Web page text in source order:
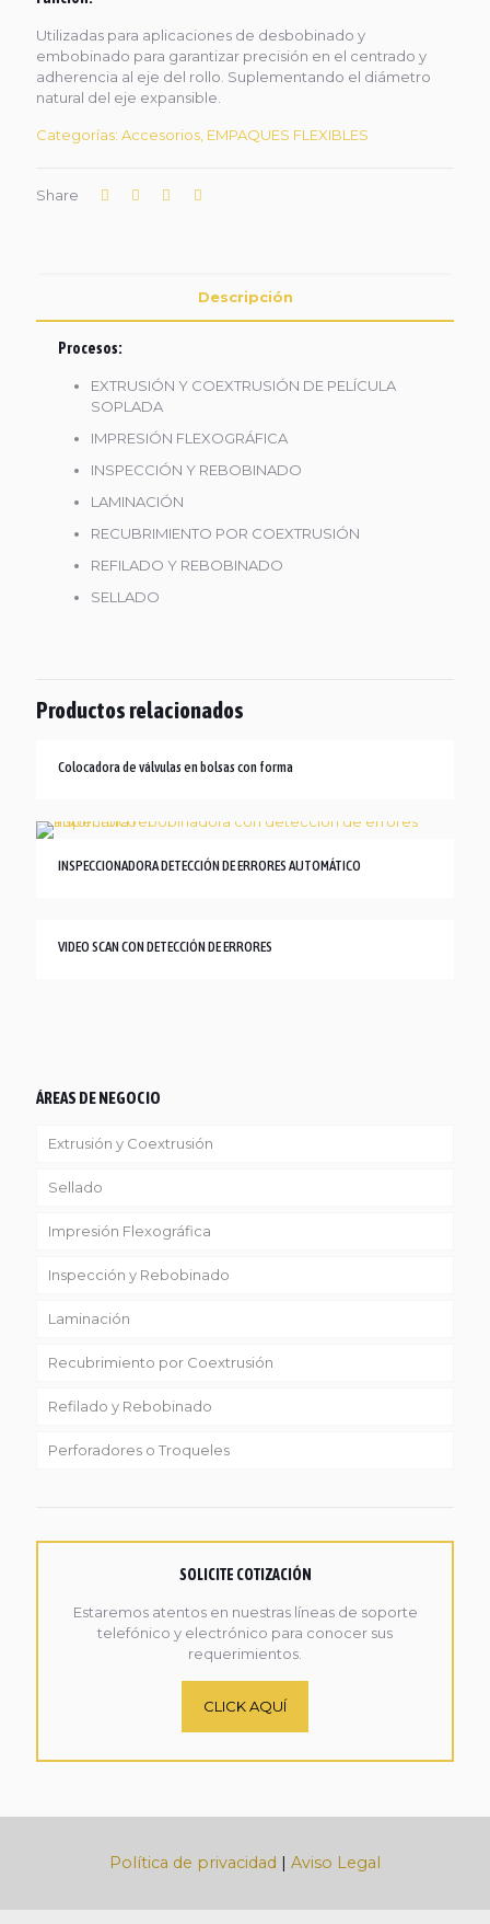
Utilizadas para aplicaciones de desbobinado y
embobinado para garantizar precisión en el centrado y
adherencia al eje del rollo. Suplementando el diámetro
natural del eje expansible.
Categorías: Accesorios EMPAQUES FLEXIBLES
Share
Descripción
Procesos:
EXTRUSIÓN Y COEXTRUSIÓN DE PELÍCULA
SOPLADA
IMPRESIÓN FLEXOGRÁFICA
INSPECCIÓN Y REBOBINADO
LAMINACIÓN
RECUBRIMIENTO POR COEXTRUSIÓN
REFILADO Y REBOBINADO
SELLADO
Productos relacionados
Colocadora de válvulas en bolsas con forma
INSPECCIONADORA DETECCIÓN DE ERRORES AUTOMÁTICO
VIDEO SCAN CON DETECCIÓN DE ERRORES
ÁREAS DE NEGOCIO
Extrusión y Coextrusión
Linea Reciclaje
Sellado
Impresión Flexográfica
Inspección y Rebobinado
Laminación
Recubrimiento por Coextrusión
Refilado y Rebobinado
Perforadores o Troqueles
SOLICITE COTIZACIÓN
Estaremos atentos en nuestras líneas de soporte
telefónico y electrónico para conocer sus
requerimientos.
CLICK AQUÍ
Política de privacidad | Aviso Legal